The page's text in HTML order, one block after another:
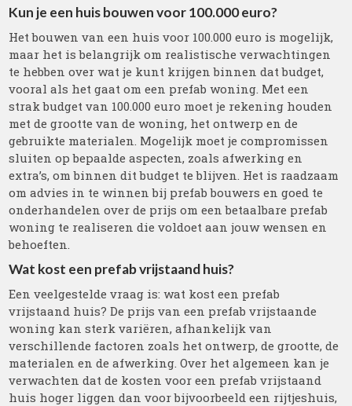
Kun je een huis bouwen voor 100.000 euro?
Het bouwen van een huis voor 100.000 euro is mogelijk,
maar het is belangrijk om realistische verwachtingen
te hebben over wat je kunt krijgen binnen dat budget,
vooral als het gaat om een prefab woning. Met een
strak budget van 100.000 euro moet je rekening houden
met de grootte van de woning, het ontwerp en de
gebruikte materialen. Mogelijk moet je compromissen
sluiten op bepaalde aspecten, zoals afwerking en
extra’s, om binnen dit budget te blijven. Het is raadzaam
om advies in te winnen bij prefab bouwers en goed te
onderhandelen over de prijs om een betaalbare prefab
woning te realiseren die voldoet aan jouw wensen en
behoeften.
Wat kost een prefab vrijstaand huis?
Een veelgestelde vraag is: wat kost een prefab
vrijstaand huis? De prijs van een prefab vrijstaande
woning kan sterk variëren, afhankelijk van
verschillende factoren zoals het ontwerp, de grootte, de
materialen en de afwerking. Over het algemeen kan je
verwachten dat de kosten voor een prefab vrijstaand
huis hoger liggen dan voor bijvoorbeeld een rijtjeshuis,